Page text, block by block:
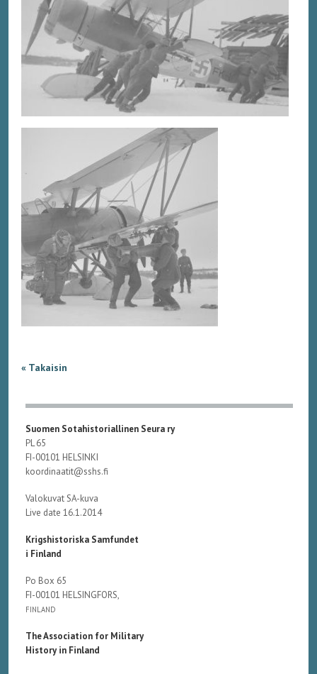
« Takaisin
Suomen Sotahistoriallinen Seura ry
PL 65
FI-00101 HELSINKI
koordinaatit@sshs.fi
Valokuvat SA-kuva
Live date 16.1.2014
Krigshistoriska Samfundet
i Finland
Po Box 65
FI-00101 HELSINGFORS,
FINLAND
The Association for Military
History in Finland